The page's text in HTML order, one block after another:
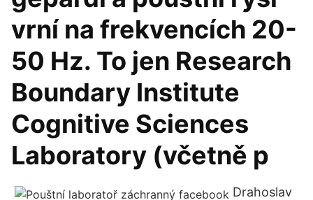
vrní na frekvencích 20-
50 Hz. To jen Research
Boundary Institute
Cognitive Sciences
Laboratory (včetně p
Drahoslav